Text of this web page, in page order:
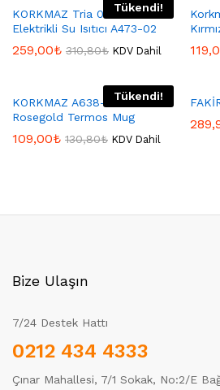
Tükendi!
KORKMAZ Tria 0.8 Lt
Elektrikli Su Isıtıcı A473-02
259,00₺ 310,80₺ KDV Dahil
Tükendi!
KORKMAZ A638-02
Rosegold Termos Mug
109,00₺ 130,80₺ KDV Dahil
Bize Ulaşın
7/24 Destek Hattı
0212 434 4333
Çınar Mahallesi, 7/1 Sokak, No:2/E